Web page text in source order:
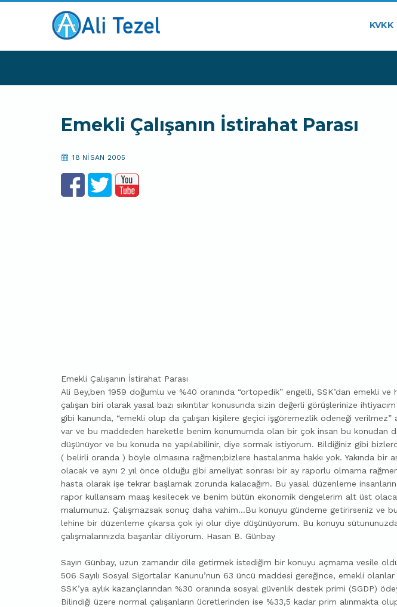
KVKK
Emekli Çalışanın İstirahat Parası
18 NISAN 2005
Emekli Çalışanın İstirahat Parası
Ali Bey,ben 1959 doğumlu ve %40 oranında “ortopedik” engelli, SSK’dan emekli ve
çalışan biri olarak yasal bazı sıkıntılar konusunda sizin değerli görüşlerinize
gibi kanunda, “emekli olup da çalışan kişilere geçici işgöremezlik ödeneği verilmez”
var ve bu maddeden hareketle benim konumumda olan bir çok insan bu konudan
düşünüyor ve bu konuda ne yapılabilinir, diye sormak istiyorum. Bildiğiniz gibi
( belirli oranda ) böyle olmasına rağmen;bizlere hastalanma hakkı yok. Yakında bir
olacak ve aynı 2 yıl önce olduğu gibi ameliyat sonrası bir ay raporlu olmama
hasta olarak işe tekrar başlamak zorunda kalacağım. Bu yasal düzenleme
rapor kullansam maaş kesilecek ve benim bütün ekonomik dengelerim alt üst
malumunuz. Çalışmazsak sonuç daha vahim…Bu konuyu gündeme getirirseniz ve
lehine bir düzenleme çıkarsa çok iyi olur diye düşünüyorum. Bu konuyu
çalışmalarınızda başarılar diliyorum. Hasan B. Günbay
Sayın Günbay, uzun zamandır dile getirmek istediğim bir konuyu açmama vesile
506 Sayılı Sosyal Sigortalar Kanunu’nun 63 üncü maddesi gereğince, emekli
SSK’ya aylık kazançlarından %30 oranında sosyal güvenlik destek primi (SGDP)
Bilindiği üzere normal çalışanların ücretlerinden ise %33,5 kadar prim alınmakta